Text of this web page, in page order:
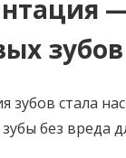
зубов
зубов стала
без вреда